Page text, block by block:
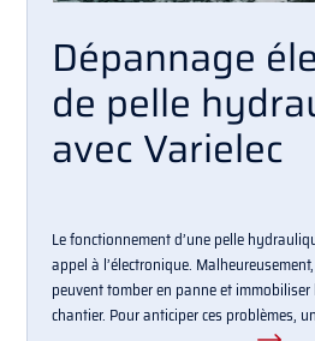
Dépannage
de pelle
avec Varielec
Le fonctionnement d’une pelle
appel à l’électronique.
peuvent tomber en panne et
chantier. Pour anticiper ces problèmes,